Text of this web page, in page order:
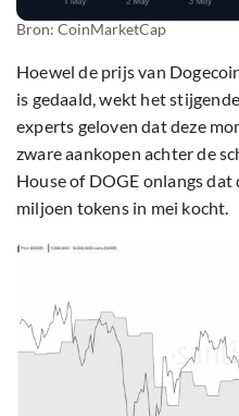
Bron: CoinMarketCap
Hoewel de prijs van
is gedaald, wekt het
experts geloven dat deze
zware aankopen achter de
House of DOGE onlangs
miljoen tokens in mei kocht.